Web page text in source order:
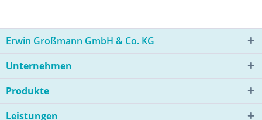
Erwin Großmann GmbH & Co. KG
Unternehmen
Produkte
Leistungen